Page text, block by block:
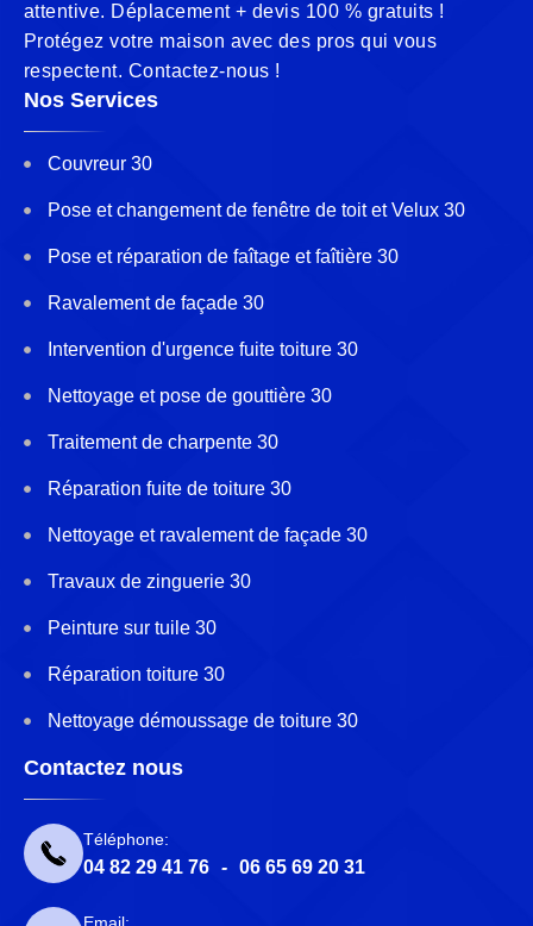
attentive. Déplacement + devis 100 % gratuits !
Protégez votre maison avec des pros qui vous
respectent. Contactez-nous !
Nos Services
Couvreur 30
Pose et changement de fenêtre de toit et Velux 30
Pose et réparation de faîtage et faîtière 30
Ravalement de façade 30
Intervention d'urgence fuite toiture 30
Nettoyage et pose de gouttière 30
Traitement de charpente 30
Réparation fuite de toiture 30
Nettoyage et ravalement de façade 30
Travaux de zinguerie 30
Peinture sur tuile 30
Réparation toiture 30
Nettoyage démoussage de toiture 30
Contactez nous
Téléphone:
04 82 29 41 76 - 06 65 69 20 31